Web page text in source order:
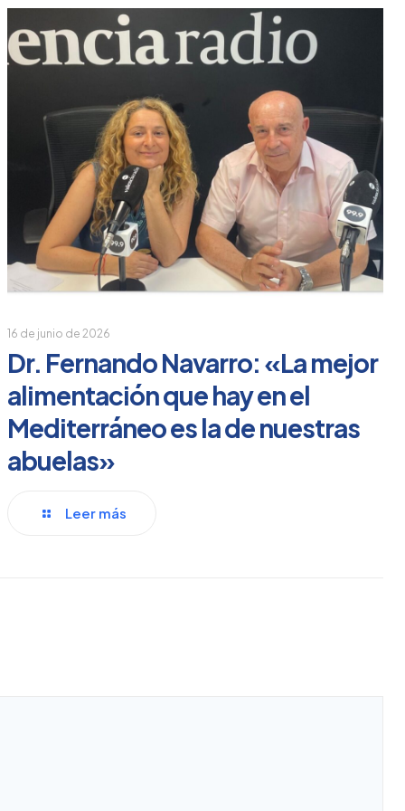
16 de junio de 2026
Dr. Fernando Navarro: «La mejor
alimentación que hay en el
Mediterráneo es la de nuestras
abuelas»
Leer más